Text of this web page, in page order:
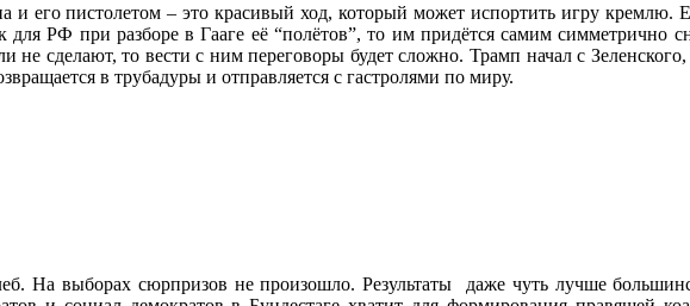
пистолетом – это красивый ход, который может испортить игру кремлю.
РФ при разборе в Гааге её “полётов”, то им придётся самим симметрично
сделают, то вести с ним переговоры будет сложно. Трамп начал с
в трубадуры и отправляется с гастролями по миру.
На выборах сюрпризов не произошло. Результаты даже чуть лучше